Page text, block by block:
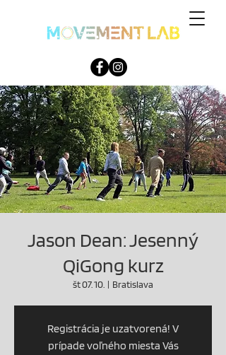
Jason Dean: Jesenný
QiGong kurz
št 07. 10.
  |
Bratislava
Registrácia je uzatvorená! V
prípade voľného miesta Vás